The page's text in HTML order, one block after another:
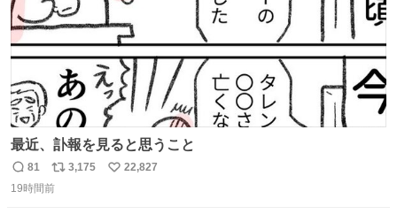
最近、訃報を見ると思うこと
返
信
81
リ
ポ
3,175
い
22,827
19時間前